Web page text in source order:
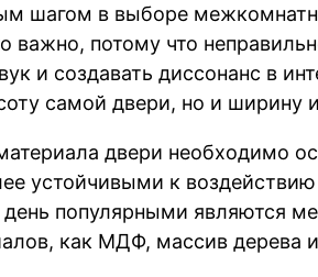
шагом в выборе
важно, потому что
и создавать диссонанс в
самой двери, но и ширину
двери необходимо
устойчивыми к
день популярными являются
как МДФ, массив дерева